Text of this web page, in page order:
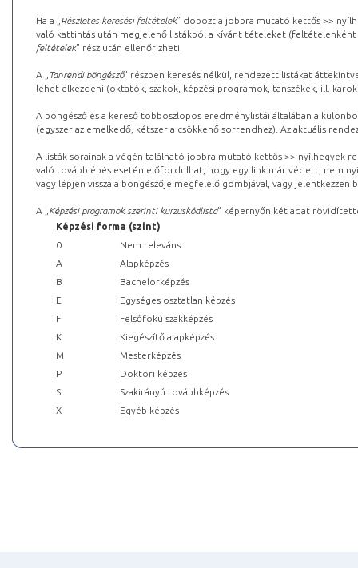
Ha a „ Részletes keresési feltételek” dobozt a jobbra mutató kettős >>
való kattintás után megjelenő listákból a kívánt tételeket (feltételenként
feltételek” rész után ellenőrizheti.
A „ Tanrendi böngésző” részben keresés nélkül, rendezett listákat
lehet elkezdeni (oktatók, szakok, képzési programok, tanszékek, ill.
A böngésző és a kereső többoszlopos eredménylistái általában a
(egyszer az emelkedő, kétszer a csökkenő sorrendhez). Az aktuális
A listák sorainak a végén található jobbra mutató kettős >> nyílhegyek
való továbblépés esetén előfordulhat, hogy egy link már védett, nem
vagy lépjen vissza a böngészője megfelelő gombjával, vagy
A „ Képzési programok szerinti kurzuskódlista” képernyőn két adat
Képzési forma (szint)
0
Nem releváns
A
Alapképzés
B
Bachelorképzés
E
Egységes osztatlan képzés
F
Felsőfokú szakképzés
K
Kiegészítő alapképzés
M
Mesterképzés
P
Doktori képzés
S
Szakirányú továbbképzés
X
Egyéb képzés